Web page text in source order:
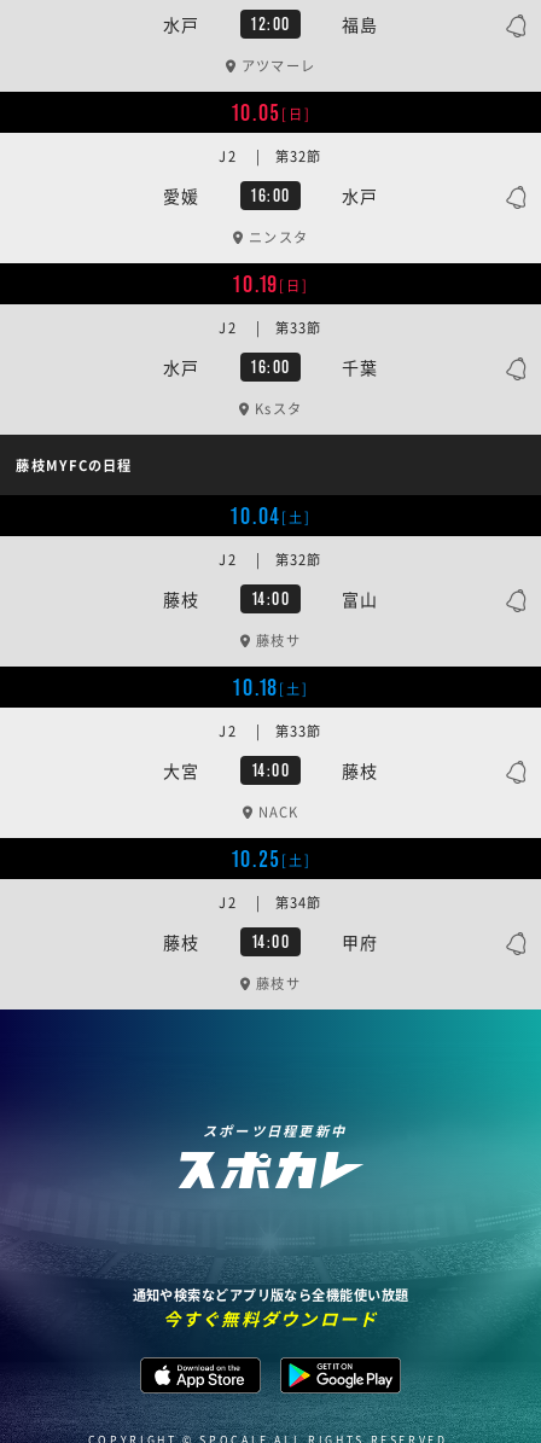
水戸 12:00 福島
アツマーレ
10.05[日]
愛媛 16:00 水戸
J2 | 第32節
ニンスタ
10.19[日]
水戸 16:00 千葉
J2 | 第33節
Ksスタ
藤枝MYFCの日程
10.04[土]
藤枝 14:00 富山
J2 | 第32節
藤枝サ
10.18[土]
大宮 14:00 藤枝
J2 | 第33節
NACK
10.25[土]
藤枝 14:00 甲府
J2 | 第34節
藤枝サ
スポーツ日程更新中
通知や検索などアプリ版なら全機能使い放題
今すぐ無料ダウンロード